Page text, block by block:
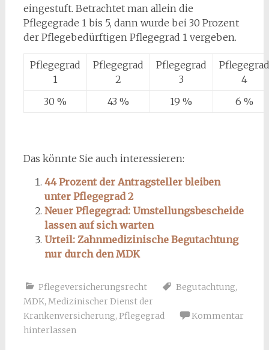
eingestuft. Betrachtet man allein die
Pflegegrade 1 bis 5, dann wurde bei 30 Prozent
der Pflegebedürftigen Pflegegrad 1 vergeben.
Pflegegrad
1
Pflegegrad
2
Pflegegrad
3
Pflegegrad
4
30 %
43 % 19 % 6 %
Das könnte Sie auch interessieren:
44 Prozent der Antragsteller bleiben
unter Pflegegrad 2
Neuer Pflegegrad: Umstellungsbescheide
lassen auf sich warten
Urteil: Zahnmedizinische Begutachtung
nur durch den MDK
Pflegeversicherungsrecht Begutachtung,
MDK, Medizinischer Dienst der
Krankenversicherung, Pflegegrad
Kommentar
hinterlassen